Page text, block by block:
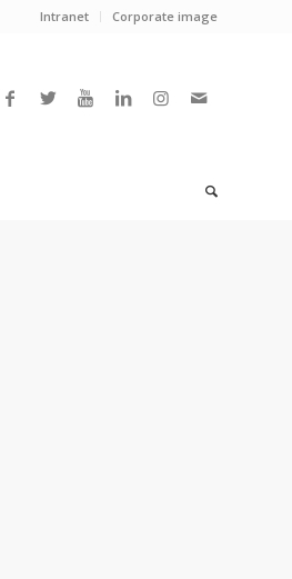
Intranet Corporate image